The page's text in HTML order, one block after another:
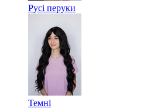
Русі перуки
Темні